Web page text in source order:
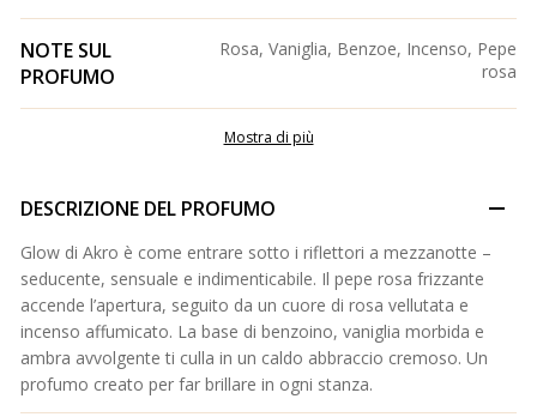
NOTE SUL
PROFUMO
Rosa, Vaniglia, Benzoe, Incenso, Pepe
rosa
Mostra di più
DESCRIZIONE DEL PROFUMO
Glow di Akro è come entrare sotto i riflettori a mezzanotte –
seducente, sensuale e indimenticabile. Il pepe rosa frizzante
accende l’apertura, seguito da un cuore di rosa vellutata e
incenso affumicato. La base di benzoino, vaniglia morbida e
ambra avvolgente ti culla in un caldo abbraccio cremoso. Un
profumo creato per far brillare in ogni stanza.